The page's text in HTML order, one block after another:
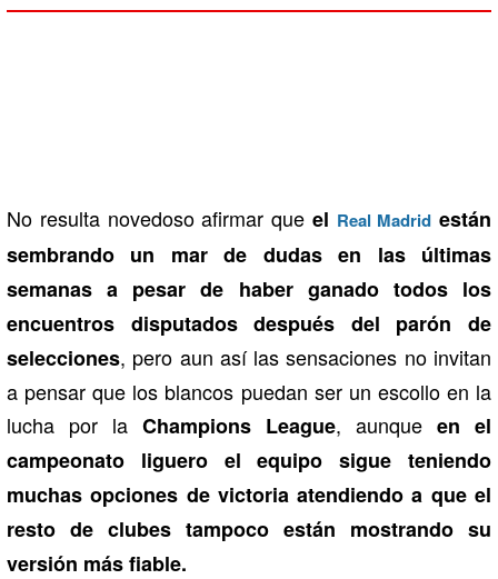
No resulta novedoso afirmar que el Real Madrid están
sembrando un mar de dudas en las últimas
semanas a pesar de haber ganado todos los
encuentros disputados después del parón de
selecciones, pero aun así las sensaciones no invitan
a pensar que los blancos puedan ser un escollo en la
lucha por la Champions League, aunque en el
campeonato liguero el equipo sigue teniendo
muchas opciones de victoria atendiendo a que el
resto de clubes tampoco están mostrando su
versión más fiable.